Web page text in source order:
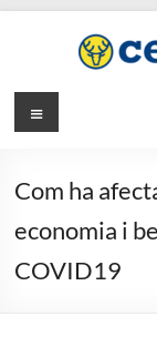
Menú
Com ha
economia i
COVID19